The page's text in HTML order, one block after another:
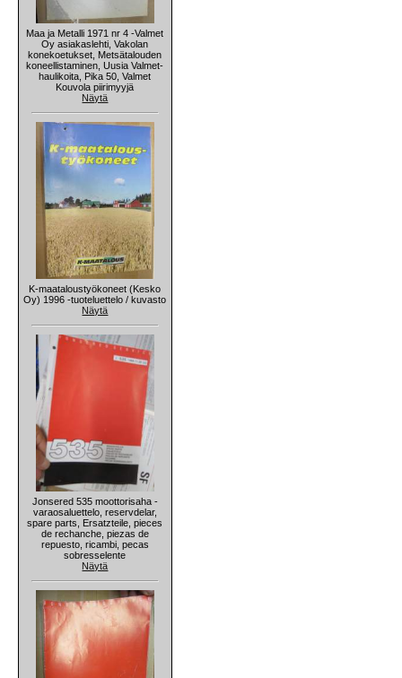
Maa ja Metalli 1971 nr 4 -Valmet
Oy asiakaslehti, Vakolan
konekoetukset, Metsätalouden
koneellistaminen, Uusia Valmet-
haulikoita, Pika 50, Valmet
Kouvola piirimyyjä
Näytä
K-maataloustyökoneet (Kesko
Oy) 1996 -tuoteluettelo / kuvasto
Näytä
Jonsered 535 moottorisaha -
varaosaluettelo, reservdelar,
spare parts, Ersatzteile, pieces
de rechanche, piezas de
repuesto, ricambi, pecas
sobresselente
Näytä